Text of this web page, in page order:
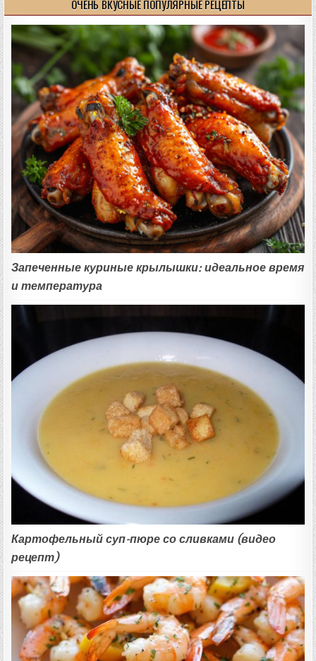
ОЧЕНЬ ВКУСНЫЕ ПОПУЛЯРНЫЕ РЕЦЕПТЫ
Запеченные куриные крылышки: идеальное время
и температура
Картофельный суп-пюре со сливками (видео
рецепт)